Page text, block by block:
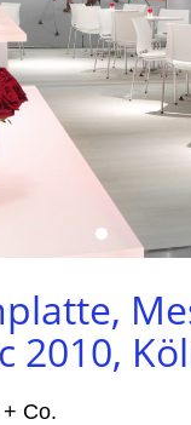
2010,
Co.